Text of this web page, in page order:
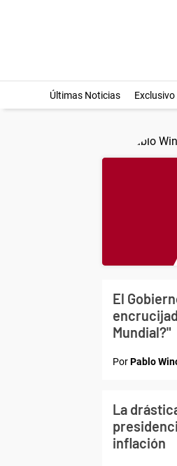
Últimas Noticias Exclusivo
El
Mundial?"
PorPablo
La
inflación